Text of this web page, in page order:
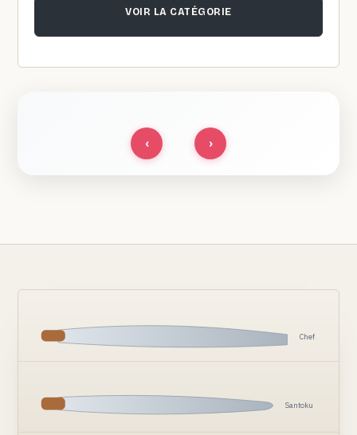
VOIR LA CATÉGORIE
‹ ›
Chef
Santoku